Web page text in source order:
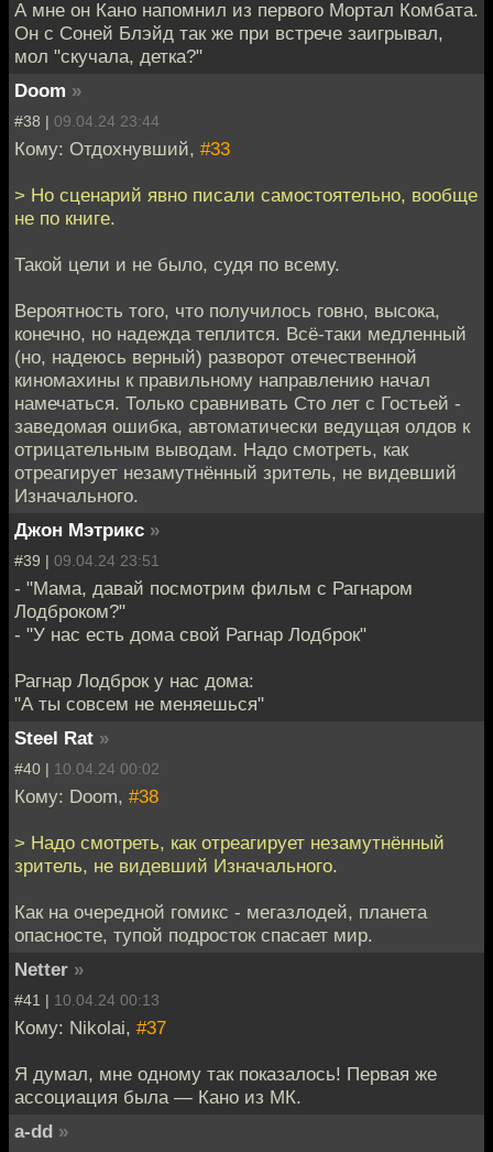
А мне он Кано напомнил из первого Мортал Комбата.
Он с Соней Блэйд так же при встрече заигрывал,
мол "скучала, детка?"
Doom »
#38 | 09.04.24 23:44
Кому: Отдохнувший, #33
> Но сценарий явно писали самостоятельно, вообще
не по книге.
Такой цели и не было, судя по всему.
Вероятность того, что получилось говно, высока,
конечно, но надежда теплится. Всё-таки медленный
(но, надеюсь верный) разворот отечественной
киномахины к правильному направлению начал
намечаться. Только сравнивать Сто лет с Гостьей -
заведомая ошибка, автоматически ведущая олдов к
отрицательным выводам. Надо смотреть, как
отреагирует незамутнённый зритель, не видевший
Изначального.
Джон Мэтрикс »
#39 | 09.04.24 23:51
- "Мама, давай посмотрим фильм с Рагнаром
Лодброком?"
- "У нас есть дома свой Рагнар Лодброк"
Рагнар Лодброк у нас дома:
"А ты совсем не меняешься"
Steel Rat »
#40 | 10.04.24 00:02
Кому: Doom, #38
> Надо смотреть, как отреагирует незамутнённый
зритель, не видевший Изначального.
Как на очередной гомикс - мегазлодей, планета
опасносте, тупой подросток спасает мир.
Netter »
#41 | 10.04.24 00:13
Кому: Nikolai, #37
Я думал, мне одному так показалось! Первая же
ассоциация была — Кано из МК.
a-dd »